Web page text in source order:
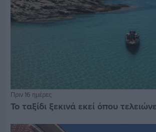
Πριν 16 ημέρες
Το ταξίδι ξεκινά εκεί όπου